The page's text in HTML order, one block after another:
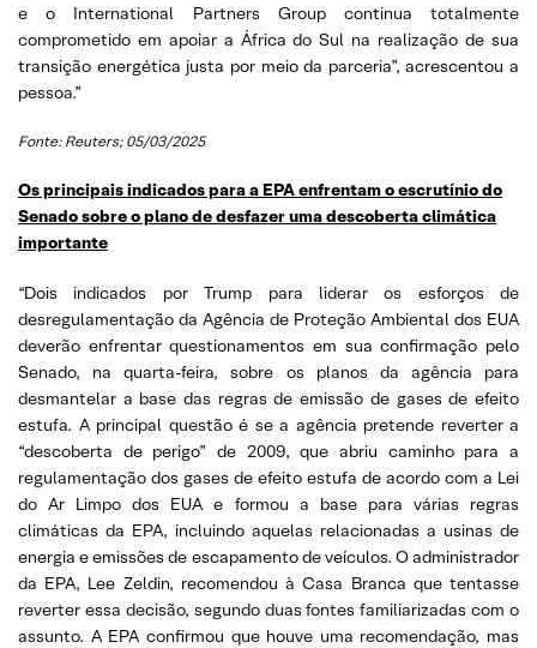
e o International Partners Group continua totalmente
comprometido em apoiar a África do Sul na realização de sua
transição energética justa por meio da parceria”, acrescentou a
pessoa.”
Fonte: Reuters; 05/03/2025
Os principais indicados para a EPA enfrentam o escrutínio do
Senado sobre o plano de desfazer uma descoberta climática
importante
“Dois indicados por Trump para liderar os esforços de
desregulamentação da Agência de Proteção Ambiental dos EUA
deverão enfrentar questionamentos em sua confirmação pelo
Senado, na quarta-feira, sobre os planos da agência para
desmantelar a base das regras de emissão de gases de efeito
estufa. A principal questão é se a agência pretende reverter a
“descoberta de perigo” de 2009, que abriu caminho para a
regulamentação dos gases de efeito estufa de acordo com a Lei
do Ar Limpo dos EUA e formou a base para várias regras
climáticas da EPA, incluindo aquelas relacionadas a usinas de
energia e emissões de escapamento de veículos. O administrador
da EPA, Lee Zeldin, recomendou à Casa Branca que tentasse
reverter essa decisão, segundo duas fontes familiarizadas com o
assunto. A EPA confirmou que houve uma recomendação, mas